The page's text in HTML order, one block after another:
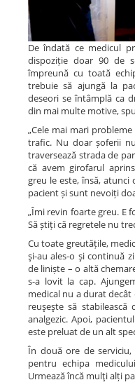
De îndată ce medicul
dispoziție doar 90 de
împreună cu toată
trebuie să ajungă la
deseori se întâmplă ca
din mai multe motive,
„Cele mai mari
trafic. Nu doar șoferii
traversează strada de
că avem girofarul
greu le este, însă, atunci
pacient și sunt nevoiți
„Îmi revin foarte greu. E
Să știți că regretele nu
Cu toate greutățile,
şi-au ales-o şi continuă
de liniște – o altă
s-a lovit la cap.
medical nu a durat
reuşeşte să
analgezic. Apoi,
este preluat de un alt
În două ore de serviciu,
pentru echipa
Urmează încă mulţi alți